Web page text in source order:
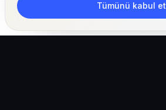
Tümünü kabul et